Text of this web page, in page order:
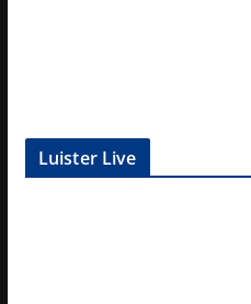
Luister Live